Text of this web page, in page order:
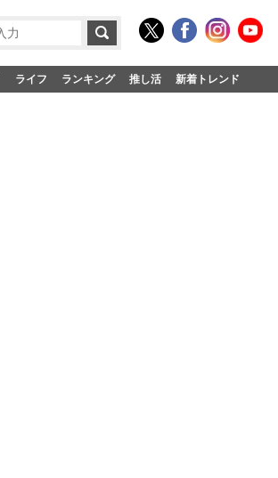
ライフ ランキング 推し活 新着トレンド